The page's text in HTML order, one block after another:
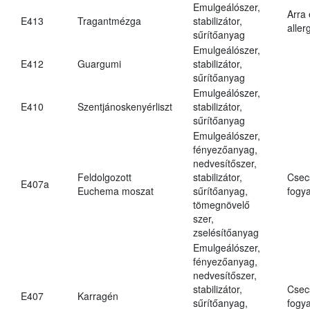
E413 Tragantmézga
Emulgeálószer,
stabilizátor,
sűrítőanyag
Arra
E412 Guargumi
Emulgeálószer,
stabilizátor,
sűrítőanyag
E410 Szentjánoskenyérliszt
Emulgeálószer,
stabilizátor,
sűrítőanyag
E407a
Feldolgozott
Euchema moszat
Emulgeálószer,
fényezőanyag,
nedvesítőszer,
stabilizátor,
sűrítőanyag,
tömegnövelő
szer,
zselésítőanyag
E407 Karragén
Emulgeálószer,
fényezőanyag,
nedvesítőszer,
stabilizátor,
sűrítőanyag,